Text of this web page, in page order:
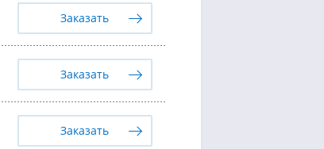
Заказать
Заказать
Заказать